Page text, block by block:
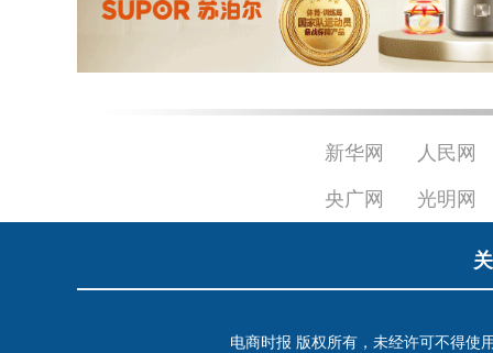
新华网 人民网
央广网 光明网
电商时报 版权所有，未经许可不得使